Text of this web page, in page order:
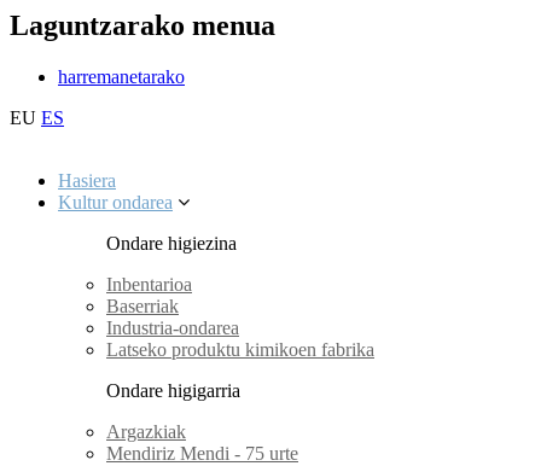
Laguntzarako menua
harremanetarako
EU ES
Hasiera
Kultur ondarea
Ondare higiezina
Inbentarioa
Baserriak
Industria-ondarea
Latseko produktu kimikoen fabrika
Ondare higigarria
Argazkiak
Mendiriz Mendi - 75 urte